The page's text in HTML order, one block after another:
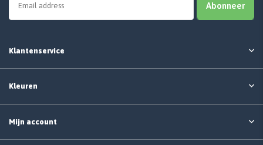
Abonneer
Klantenservice
Kleuren
Mijn account